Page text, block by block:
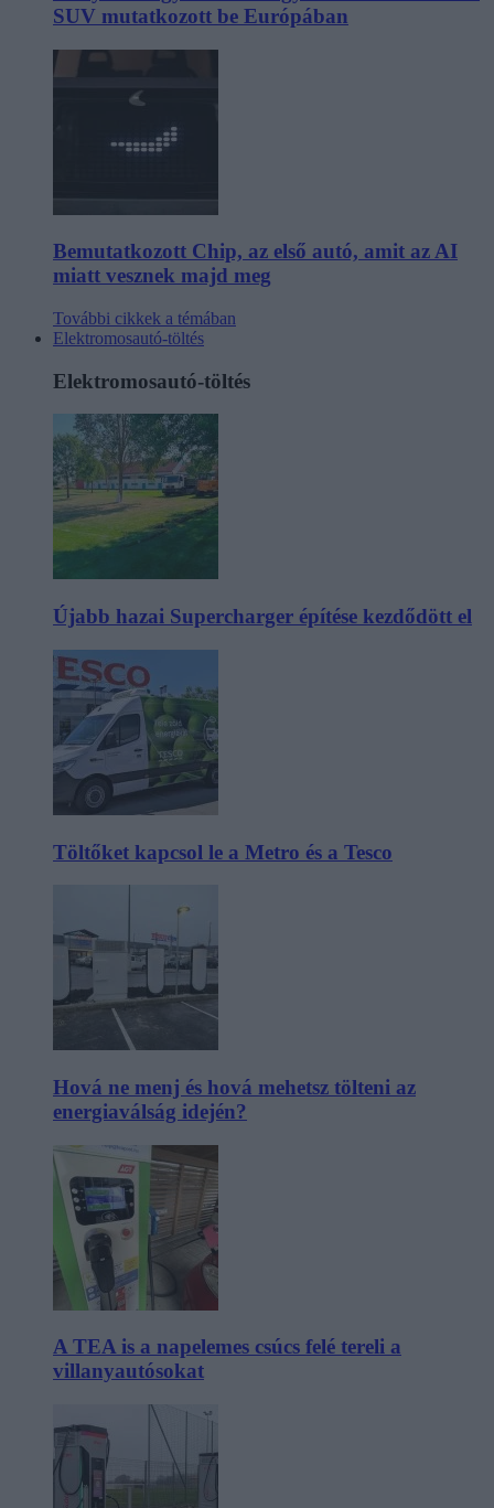
SUV mutatkozott be Európában
Bemutatkozott Chip, az első autó, amit az AI
miatt vesznek majd meg
További cikkek a témában
Elektromosautó-töltés
Elektromosautó-töltés
Újabb hazai Supercharger építése kezdődött el
Töltőket kapcsol le a Metro és a Tesco
Hová ne menj és hová mehetsz tölteni az
energiaválság idején?
A TEA is a napelemes csúcs felé tereli a
villanyautósokat